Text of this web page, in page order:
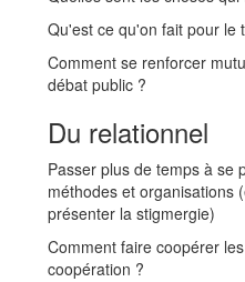
Qu'est ce qu'on fait pour le
Comment se renforcer
débat public ?
Du relationnel
Passer plus de temps à se
méthodes et organisations
présenter la stigmergie)
Comment faire coopérer
coopération ?